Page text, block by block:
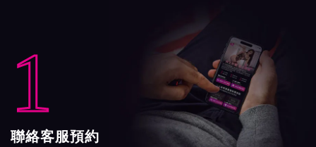
1
聯絡客服預約